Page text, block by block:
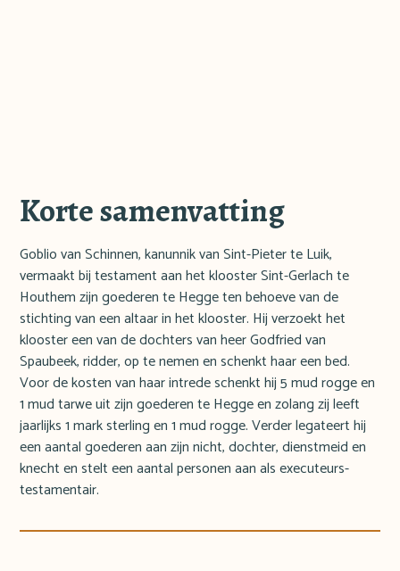
Korte samenvatting
Goblio van Schinnen, kanunnik van Sint-Pieter te Luik,
vermaakt bij testament aan het klooster Sint-Gerlach te
Houthem zijn goederen te Hegge ten behoeve van de
stichting van een altaar in het klooster. Hij verzoekt het
klooster een van de dochters van heer Godfried van
Spaubeek, ridder, op te nemen en schenkt haar een bed.
Voor de kosten van haar intrede schenkt hij 5 mud rogge en
1 mud tarwe uit zijn goederen te Hegge en zolang zij leeft
jaarlijks 1 mark sterling en 1 mud rogge. Verder legateert hij
een aantal goederen aan zijn nicht, dochter, dienstmeid en
knecht en stelt een aantal personen aan als executeurs-
testamentair.